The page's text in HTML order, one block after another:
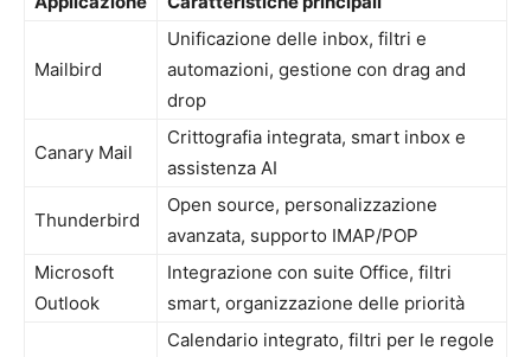
Mailbird
Unificazione delle inbox, filtri e
automazioni, gestione con drag and
drop
Canary Mail
Crittografia integrata, smart inbox e
assistenza AI
Thunderbird
Open source, personalizzazione
avanzata, supporto IMAP/POP
Microsoft
Outlook
Integrazione con suite Office, filtri
smart, organizzazione delle priorità
Calendario integrato, filtri per le regole